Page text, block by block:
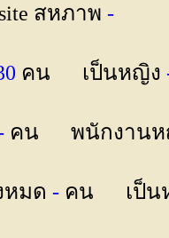
สหภาพ -
คน เป็นหญิง
คน พนักงาน
หมด - คน เป็น